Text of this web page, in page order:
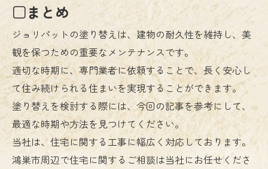
□まとめ
ジョリパットの塗り替えは、建物の耐久性を維持し、美
観を保つための重要なメンテナンスです。
適切な時期に、専門業者に依頼することで、長く安心し
て住み続けられる住まいを実現することができます。
塗り替えを検討する際には、今回の記事を参考にして、
最適な時期や方法を見つけてください。
当社は、住宅に関する工事に幅広く対応しております。
鴻巣市周辺で住宅に関するご相談は当社にお任せくださ